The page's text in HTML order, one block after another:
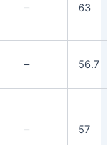
– 63
– 56.7
– 57